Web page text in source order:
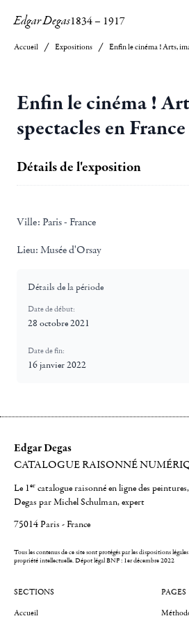
Edgar Degas1834– 1917
Accueil Expositions
Enfin le cinéma !
spectacles en
Détails de l'exposition
Ville: Paris - France
Lieu: Musée d'Orsay
Détails de la période
Date de début:
28 octobre 2021
Date de fin:
16 janvier 2022
Edgar Degas
CATALOGUE RAISONNÉ
Le 1er catalogue raisonné en ligne des
Degas par Michel Schulman, expert
75014 Paris - France
Tous les contenus de ce site sont protégés par les dispositions
propriété intellectuelle.Dépot légal BNF : 1er décembre 2022
SECTIONS
Accueil
PAGES